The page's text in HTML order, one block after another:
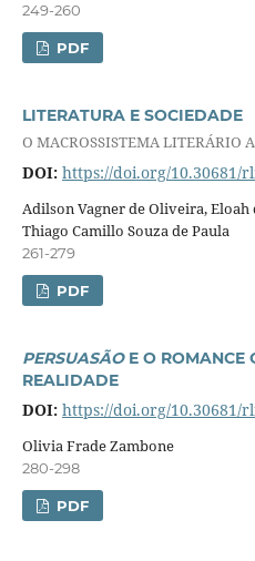
249-260
PDF
LITERATURA E SOCIEDADE
O MACROSSISTEMA LITERÁRIO
DOI: https://doi.org/10.30681/
Adilson Vagner de Oliveira, Eloah
Thiago Camillo Souza de Paula
261-279
PDF
PERSUASÃOE O ROMANCE
REALIDADE
DOI: https://doi.org/10.30681/
Olivia Frade Zambone
280-298
PDF